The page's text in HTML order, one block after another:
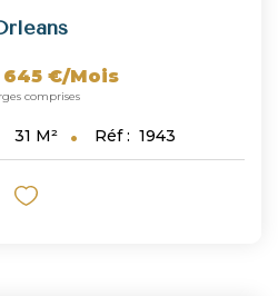
645 €/mois
comprises
31 M² Réf : 1943